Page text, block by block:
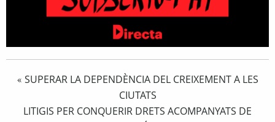
« SUPERAR LA DEPENDÈNCIA DEL CREIXEMENT A LES
CIUTATS
LITIGIS PER CONQUERIR DRETS ACOMPANYATS DE